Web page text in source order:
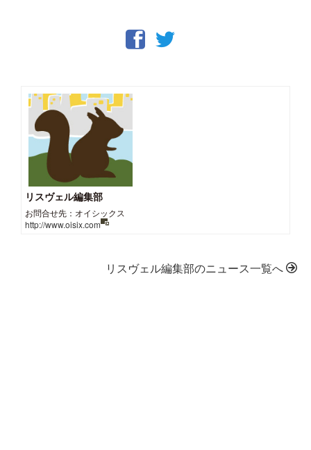
リスヴェル編集部
お問合せ先：オイシックス
http://www.oisix.com
リスヴェル編集部のニュース一覧へ